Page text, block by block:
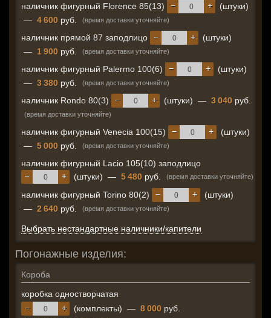
наличник фигурный Florence 85(13) +
−
(штуки)
— 4 600 руб. (время доставки уточняйте)
наличник прямой 87 заподлицо +
−
(штуки)
— 1 900 руб. (время доставки уточняйте)
наличник фигурный Palermo 100(6) +
−
(штуки)
— 3 380 руб. (время доставки уточняйте)
наличник Rondo 80(3) +
− (штуки) — 3 040 руб.
(время доставки уточняйте)
наличник фигурный Venecia 100(15) +
−
(штуки)
— 5 000 руб. (время доставки уточняйте)
наличник фигурный Lacio 105(10) заподлицо
+
− (штуки) — 5 480 руб. (время доставки уточняйте)
наличник фигурный Torino 80(2) +
−
(штуки)
— 2 640 руб. (время доставки уточняйте)
Выбрать нестандартные наличники/капители
Погонажные изделия:
Короба
коробка одностворчатая
+
− (комплекты) — 8 000 руб.